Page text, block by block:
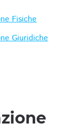
Fisiche
Giuridiche